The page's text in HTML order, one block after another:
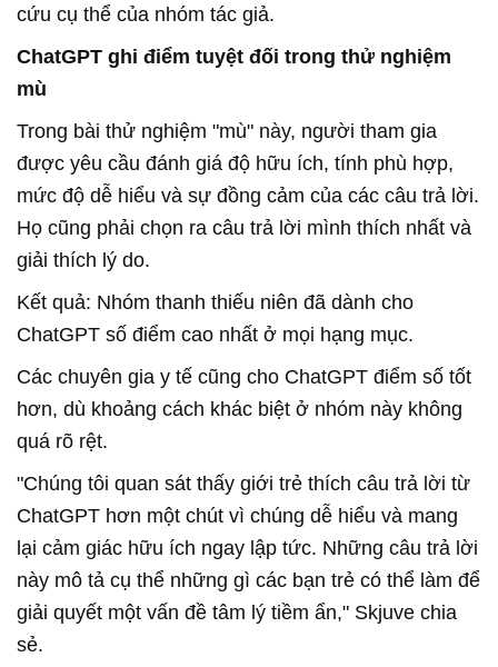
cứu cụ thể của nhóm tác giả.
ChatGPT ghi điểm tuyệt đối trong thử nghiệm
mù
Trong bài thử nghiệm "mù" này, người tham gia
được yêu cầu đánh giá độ hữu ích, tính phù hợp,
mức độ dễ hiểu và sự đồng cảm của các câu trả lời.
Họ cũng phải chọn ra câu trả lời mình thích nhất và
giải thích lý do.
Kết quả: Nhóm thanh thiếu niên đã dành cho
ChatGPT số điểm cao nhất ở mọi hạng mục.
Các chuyên gia y tế cũng cho ChatGPT điểm số tốt
hơn, dù khoảng cách khác biệt ở nhóm này không
quá rõ rệt.
"Chúng tôi quan sát thấy giới trẻ thích câu trả lời từ
ChatGPT hơn một chút vì chúng dễ hiểu và mang
lại cảm giác hữu ích ngay lập tức. Những câu trả lời
này mô tả cụ thể những gì các bạn trẻ có thể làm để
giải quyết một vấn đề tâm lý tiềm ẩn," Skjuve chia
sẻ.